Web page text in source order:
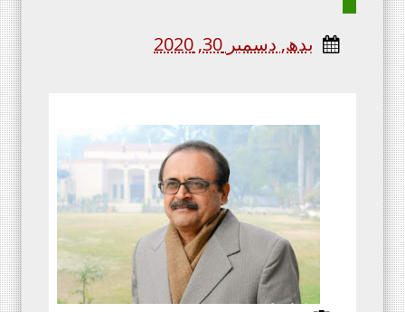
بدھ, دسمبر 30, 2020